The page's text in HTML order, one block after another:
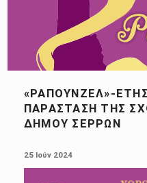
«ΡΑΠΟΥΝΖΈΛ»-
ΠΑΡΆΣΤΑΣΗ ΤΗΣ
ΔΉΜΟΥ ΣΕΡΡΏΝ
25 Ιούν 2024